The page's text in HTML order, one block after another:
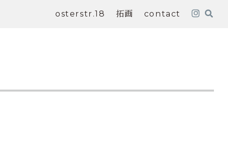
osterstr.18 拓画 contact